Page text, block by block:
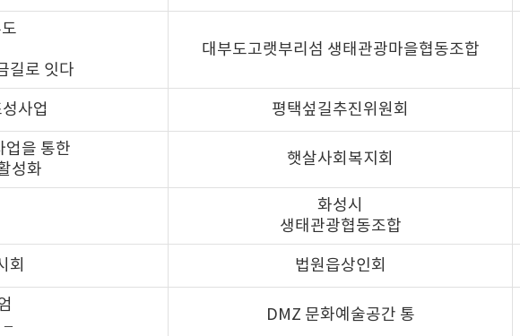
길로 잇다
대부도고랫부리섬 생태관광마을협동조합
사업 평택섶길추진위원회
업을 통한
성화
햇살사회복지회
화성시
생태관광협동조합
회 법원읍상인회
–
DMZ 문화예술공간 통